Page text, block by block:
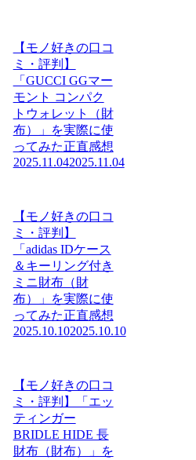
【モノ好きの口コ
ミ・評判】
「GUCCI GGマー
モント コンパク
トウォレット（財
布）」を実際に使
ってみた正直感想
2025.11.042025.11.04
【モノ好きの口コ
ミ・評判】
「adidas IDケース
＆キーリング付き
ミニ財布（財
布）」を実際に使
ってみた正直感想
2025.10.102025.10.10
【モノ好きの口コ
ミ・評判】「エッ
ティンガー
BRIDLE HIDE 長
財布（財布）」を